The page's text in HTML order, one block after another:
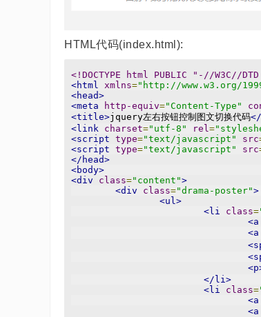
HTML代码(index.html):
<!DOCTYPE html PUBLIC "-//W3C//
<html xmlns="http://www.w3.org/
<head>
<meta
http-equiv="Content-Type"
<title>jquery左右按钮控制图文切换代码
<link charset="utf-8" rel=
<script type="text/javascript" src
<script type="text/javascript" src
</head>
<body>
<div
class="content">
<div
class="drama-poster">
<ul>
<li
class=
<a
<a
</li>
<li
class=
<a
<a